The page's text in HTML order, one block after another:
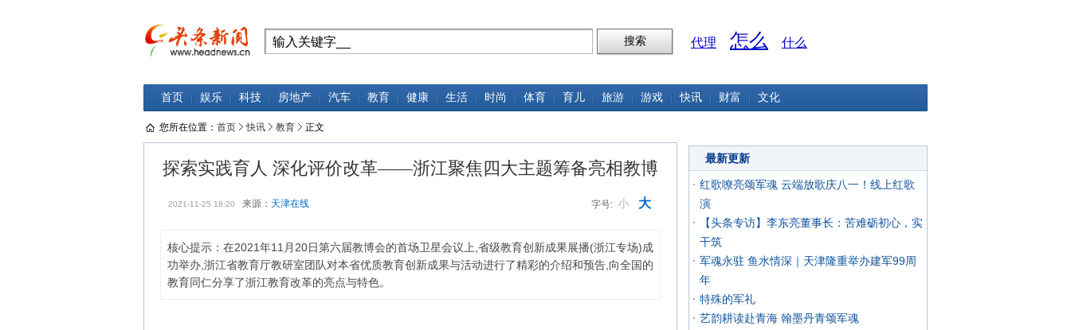
代理 怎么 什么
首页 娱乐 科技 房地产 汽车 教育 健康 生活 时尚 体育 育儿 旅游 游戏 快讯 财富 文化
您所在位置： 首页 快讯 教育 正文
探索实践育人 深化评价改革——浙江聚焦四大主题筹备亮相教博
字号: 小 大
2021-11-25 18:20 来源： 天津在线
核心提示：在2021年11月20日第六届教博会的首场卫星会议上,省级教育创新成果展播(浙江专场)成
功举办,浙江省教育厅教研室团队对本省优质教育创新成果与活动进行了精彩的介绍和预告,向全国的
教育同仁分享了浙江教育改革的亮点与特色。
最新更新
红歌嘹亮颂军魂 云端放歌庆八一！线上红歌
演
【头条专访】李东亮董事长：苦难砺初心，实
干筑
军魂永驻 鱼水情深｜天津隆重举办建军99周
年
特殊的军礼
艺韵耕读赴青海 翰墨丹青颂军魂